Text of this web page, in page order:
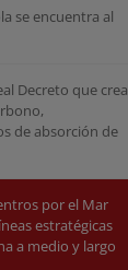
se encuentra al
Decreto que crea
de absorción de
por el Mar
estratégicas
a medio y largo